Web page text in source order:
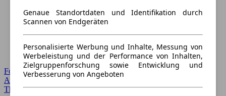
Forum Startseite
Alle Auto-Foren
Themen-Forum
Genaue Standortdaten und Identifikation durch
Scannen von Endgeräten
Personalisierte Werbung und Inhalte, Messung von
Werbeleistung und der Performance von Inhalten,
Zielgruppenforschung sowie Entwicklung und
Verbesserung von Angeboten